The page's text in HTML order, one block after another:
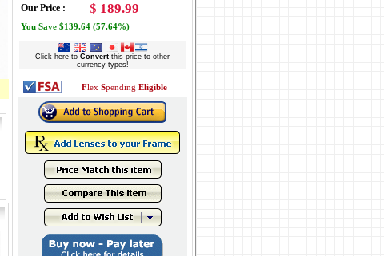
Our Price :
$ 189.99
You Save $139.64 (57.64%)
Click here to Convert this price to other
currency types!
Flex Spending Eligible